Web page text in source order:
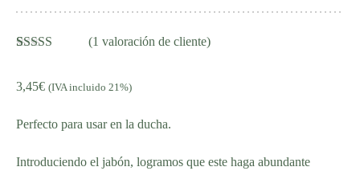
base a
(1 valoración de cliente)
3,45€ (IVA incluido 21%)
Perfecto para usar en la ducha.
Introduciendo el jabón, logramos que este haga abundante